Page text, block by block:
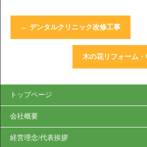
← デンタルクリニック改修工事
木の花リフォーム
トップページ
会社概要
経営理念/代表挨拶